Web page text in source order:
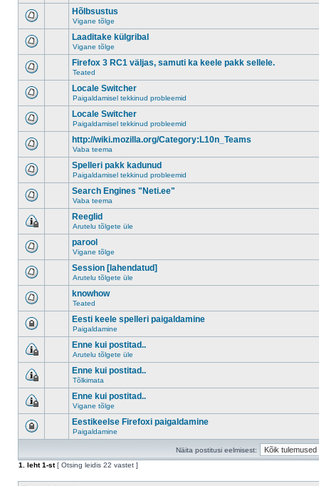
Hõlbsustus
Vigane tõlge
Laaditake külgribal
Vigane tõlge
Firefox 3 RC1 väljas, samuti ka keele pakk sellele.
Teated
Locale Switcher
Paigaldamisel tekkinud probleemid
Locale Switcher
Paigaldamisel tekkinud probleemid
http://wiki.mozilla.org/Category:L10n_Teams
Vaba teema
Spelleri pakk kadunud
Paigaldamisel tekkinud probleemid
Search Engines "Neti.ee"
Vaba teema
Reeglid
Arutelu tõlgete üle
parool
Vigane tõlge
Session [lahendatud]
Arutelu tõlgete üle
knowhow
Teated
Eesti keele spelleri paigaldamine
Paigaldamine
Enne kui postitad..
Arutelu tõlgete üle
Enne kui postitad..
Tõlkimata
Enne kui postitad..
Vigane tõlge
Eestikeelse Firefoxi paigaldamine
Paigaldamine
Näita postitusi eelmisest:
1
. leht1-st[ Otsing leidis 22 vastet ]